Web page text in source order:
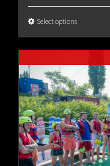
Select options